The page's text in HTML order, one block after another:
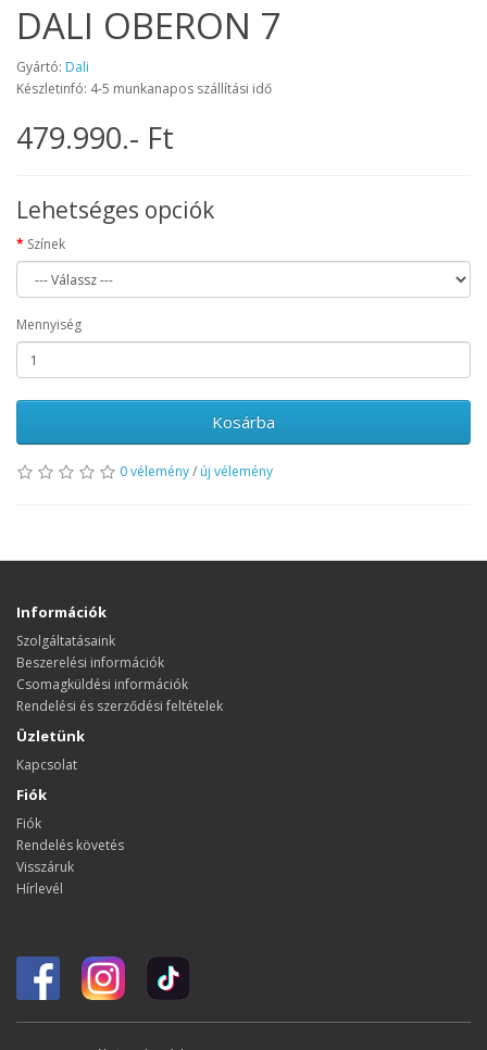
DALI OBERON 7
Gyártó: Dali
Készletinfó: 4-5 munkanapos szállítási idő
479.990.- Ft
Lehetséges opciók
Színek
Mennyiség
Kosárba
0 vélemény/ új vélemény
Információk
Szolgáltatásaink
Beszerelési információk
Csomagküldési információk
Rendelési és szerződési feltételek
Üzletünk
Kapcsolat
Fiók
Fiók
Rendelés követés
Visszáruk
Hírlevél